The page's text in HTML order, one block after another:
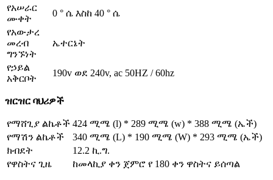
የአሠራር
ሙቀት
0 ° ሴ እስከ 40 ° ሴ
የአውታረ
መረብ
ግንኙነት
ኤተርኔት
የኃይል
አቅርቦት
190v ወደ 240v, ac 50HZ / 60hz
ዝርዝር ባህሪዎች
የማሸጊያ ልኬቶች 424 ሚሜ (l) * 289 ሚሜ (w) * 388 ሚሜ (ኤች)
የማሽን ልኬቶች
340 ሚሜ (L) * 190 ሚሜ (W) * 293 ሚሜ (ኤች)
ክብደት
12.2 ኪ.ግ.
የዋስትና ጊዜ
ከመላኪያ ቀን ጀምሮ የ 180 ቀን ዋስትና ይሰጣል